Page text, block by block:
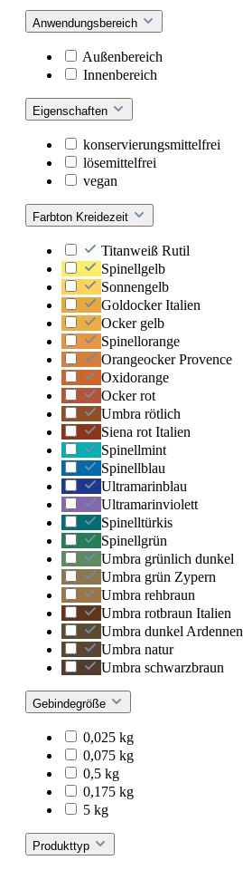
Anwendungsbereich
Außenbereich
Innenbereich
Eigenschaften
konservierungsmittelfrei
lösemittelfrei
vegan
Farbton Kreidezeit
Titanweiß Rutil
Spinellgelb
Sonnengelb
Goldocker Italien
Ocker gelb
Spinellorange
Orangeocker Provence
Oxidorange
Ocker rot
Umbra rötlich
Siena rot Italien
Spinellmint
Spinellblau
Ultramarinblau
Ultramarinviolett
Spinelltürkis
Spinellgrün
Umbra grünlich dunkel
Umbra grün Zypern
Umbra rehbraun
Umbra rotbraun Italien
Umbra dunkel Ardennen
Umbra natur
Umbra schwarzbraun
Gebindegröße
0,025 kg
0,075 kg
0,5 kg
0,175 kg
5 kg
Produkttyp